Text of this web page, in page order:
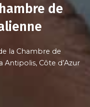
de
la Chambre de
Côte d’Azur